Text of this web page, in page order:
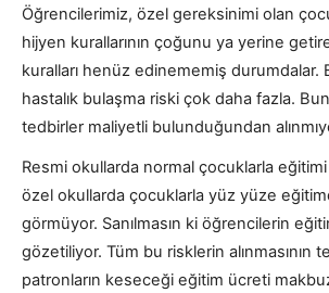
Öğrencilerimiz, özel gereksinimi olan
hijyen kurallarının çoğunu ya yerine
kuralları henüz edinememiş durumdalar.
hastalık bulaşma riski çok daha fazla.
tedbirler maliyetli bulunduğundan
Resmi okullarda normal çocuklarla
özel okullarda çocuklarla yüz yüze
görmüyor. Sanılmasın ki öğrencilerin
gözetiliyor. Tüm bu risklerin alınmasının
patronların keseceği eğitim ücreti